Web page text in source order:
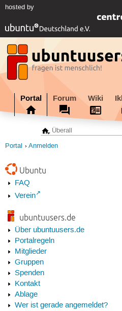
hosted by
Portal Forum Wiki
Portal Anmelden
Ubuntu
FAQ
Verein
ubuntuusers.de
Über ubuntuusers.de
Portalregeln
Mitglieder
Gruppen
Spenden
Kontakt
Ablage
Wer ist gerade angemeldet?